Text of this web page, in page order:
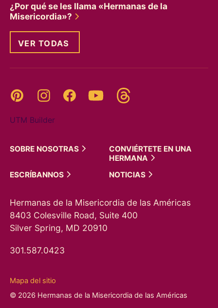
¿Por qué se les llama «Hermanas de la
Misericordia»?
VER TODAS
Pinterest InstagramFacebookYouTube
UTM Builder
SOBRE NOSOTRAS
CONVIÉRTETE EN UNA
HERMANA
ESCRÍBANNOS
NOTICIAS
Hermanas de la Misericordia de las Américas
8403 Colesville Road, Suite 400
Silver Spring, MD 20910
301.587.0423
Mapa del sitio
© 2026 Hermanas de la Misericordia de las Américas